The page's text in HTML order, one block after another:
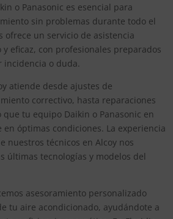
o Panasonic es esencial para
sin problemas durante todo el
ofrece un servicio de asistencia
eficaz, con profesionales preparados
incidencia o duda.
atiende desde ajustes de
correctivo, hasta reparaciones
tu equipo Daikin o Panasonic en
óptimas condiciones. La experiencia
nuestros técnicos en Alcoy nos
últimas tecnologías y modelos del
asesoramiento personalizado
tu aire acondicionado, ayudándote a